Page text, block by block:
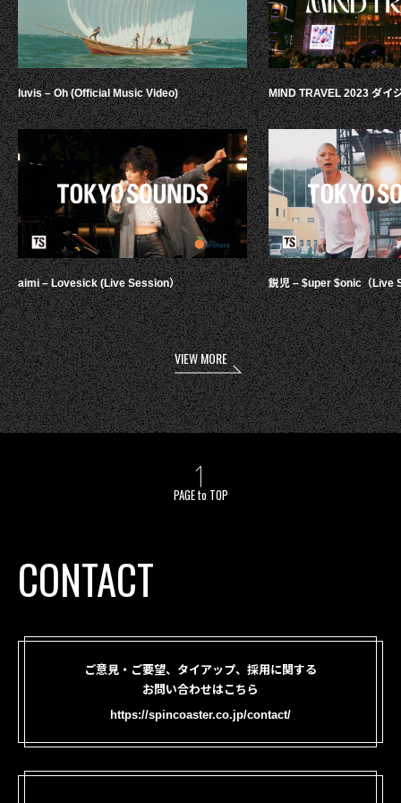
luvis – Oh (Official Music Video)
aimi – Lovesick (Live Session）
MIND TRAVEL 2023 ダイ
鋭児 – $uper $onic（Live
VIEW MORE
PAGE to TOP
CONTACT
ご意見・ご要望、タイアップ、採用に関する
お問い合わせはこちら
https://spincoaster.co.jp/contact/